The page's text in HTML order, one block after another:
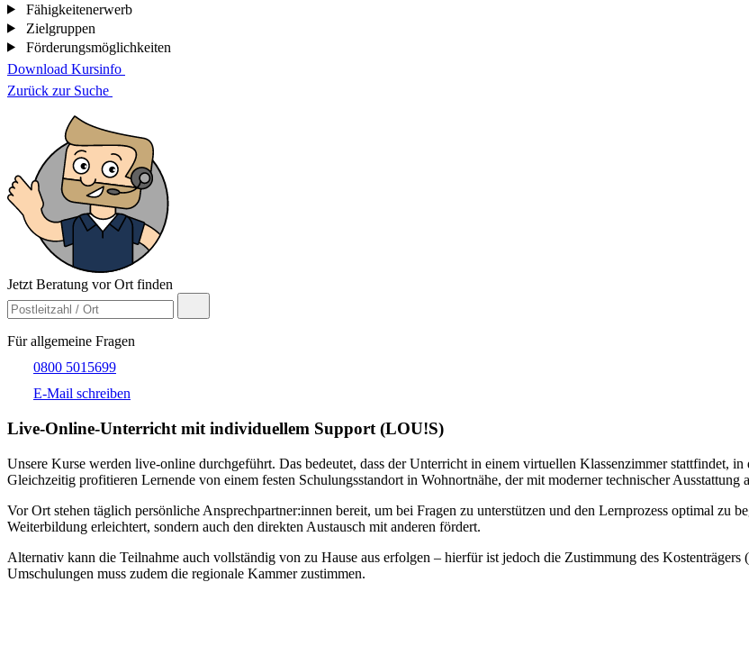
Fähigkeitenerwerb
Zielgruppen
Förderungsmöglichkeiten
Download Kursinfo
Zurück zur Suche
Jetzt Beratung vor Ort finden
Für allgemeine Fragen
0800 5015699
E-Mail schreiben
Live-​Online-Unterricht mit individuellem Support (LOU!S)
Unsere Kurse werden live-online durchgeführt. Das bedeutet, dass der Unterricht in einem virtuellen Klassenzimmer stattfindet,
Gleichzeitig profitieren Lernende von einem festen Schulungsstandort in Wohnortnähe, der mit moderner technischer Ausstattung
Vor Ort stehen täglich persönliche Ansprechpartner:innen bereit, um bei Fragen zu unterstützen und den Lernprozess optimal zu
Weiterbildung erleichtert, sondern auch den direkten Austausch mit anderen fördert.
Alternativ kann die Teilnahme auch vollständig von zu Hause aus erfolgen – hierfür ist jedoch die Zustimmung des
Umschulungen muss zudem die regionale Kammer zustimmen.